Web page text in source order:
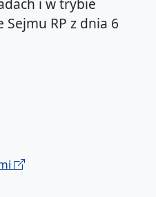
i w trybie
RP z dnia 6